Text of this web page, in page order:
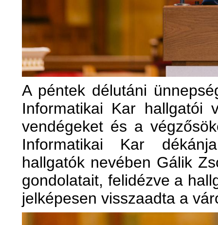
A péntek délutáni
Informatikai Kar hallgatói
vendégeket és a
Informatikai Kar
hallgatók nevében Gálik
gondolatait, felidézve a
jelképesen visszaadta a